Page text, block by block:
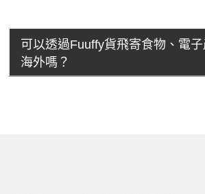
可以透過Fuuffy貨飛寄食物、電
海外嗎？